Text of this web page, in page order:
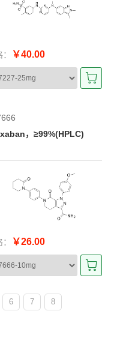
￥40.00
，≥99%(HPLC)
￥26.00
6 7 8